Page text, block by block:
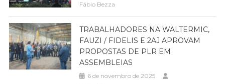
Fábio Bezza
TRABALHADORES NA WALTERMIC,
FAUZI / FIDELIS E 2AJ APROVAM
PROPOSTAS DE PLR EM
ASSEMBLEIAS
6 de novembro de 2025